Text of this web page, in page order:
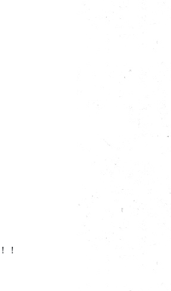
！！